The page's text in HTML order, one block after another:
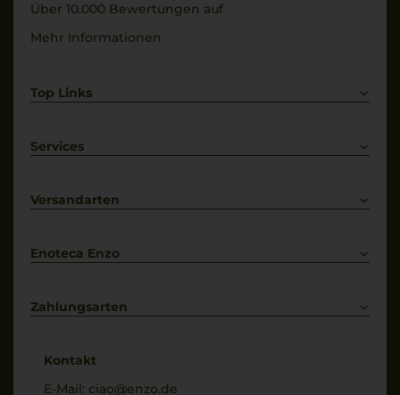
Über 10.000 Bewertungen auf
Mehr Informationen
Top Links
Weißwein
Services
Kontakt
Versandarten
Enoteca Enzo
Bewertungs-Richtlinien
Zahlungsarten
Kontakt
E-Mail: ciao@enzo.de